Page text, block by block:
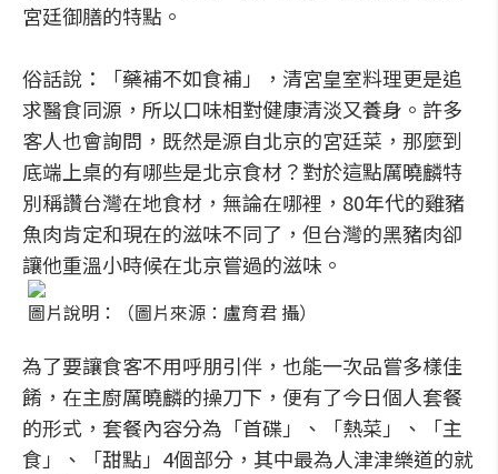
宮廷御膳的特點。
俗話說：「藥補不如食補」，清宮皇室料理更是追
求醫食同源，所以口味相對健康清淡又養身。許多
客人也會詢問，既然是源自北京的宮廷菜，那麼到
底端上桌的有哪些是北京食材？對於這點厲曉麟特
別稱讚台灣在地食材，無論在哪裡，80年代的雞豬
魚肉肯定和現在的滋味不同了，但台灣的黑豬肉卻
讓他重溫小時候在北京嘗過的滋味。
圖片說明：（圖片來源：盧育君 攝）
為了要讓食客不用呼朋引伴，也能一次品嘗多樣佳
餚，在主廚厲曉麟的操刀下，便有了今日個人套餐
的形式，套餐內容分為「首碟」、「熱菜」、「主
食」、「甜點」4個部分，其中最為人津津樂道的就